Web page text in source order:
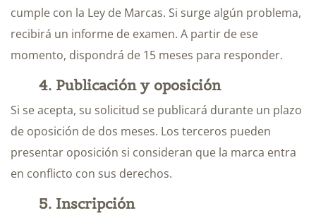
cumple con la Ley de Marcas. Si surge algún problema,
recibirá un informe de examen. A partir de ese
momento, dispondrá de 15 meses para responder.
4. Publicación y oposición
Si se acepta, su solicitud se publicará durante un plazo
de oposición de dos meses. Los terceros pueden
presentar oposición si consideran que la marca entra
en conflicto con sus derechos.
5. Inscripción